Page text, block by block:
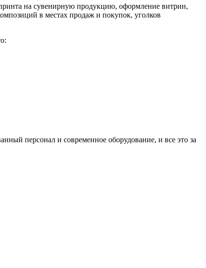
на сувенирную продукцию, оформление витрин,
в местах продаж и покупок, уголков
персонал и современное оборудование, и все это за